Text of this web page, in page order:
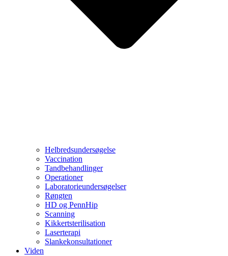
Helbredsundersøgelse
Vaccination
Tandbehandlinger
Operationer
Laboratorieundersøgelser
Røngten
HD og PennHip
Scanning
Kikkertsterilisation
Laserterapi
Slankekonsultationer
Viden